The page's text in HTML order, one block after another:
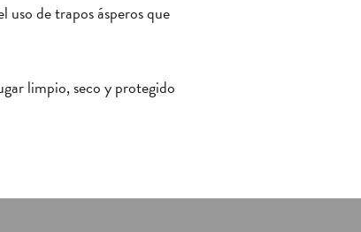
de trapos ásperos que
limpio, seco y protegido